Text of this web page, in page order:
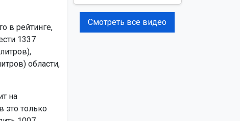
в рейтинге,
1337
области,
на
это только
учения на реке Обь
Смотреть все видео